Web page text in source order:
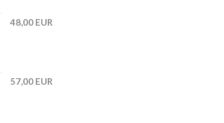
48,00 EUR
57,00 EUR